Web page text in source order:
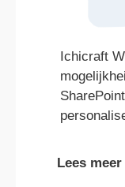
Ichicraft
Lees